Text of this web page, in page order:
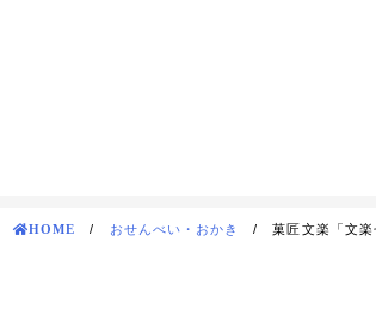
HOME / おせんべい・おかき /菓匠文楽「文